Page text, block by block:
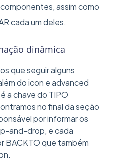
assim como
cada um deles.
dinâmica
que seguir alguns
do icon e advanced
a chave do TIPO
no final da seção
por informar os
and-drop, e cada
BACKTO que também